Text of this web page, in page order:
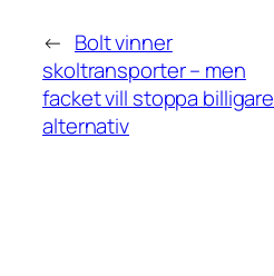
← Bolt vinner
skoltransporter – men
facket vill stoppa billigare
alternativ